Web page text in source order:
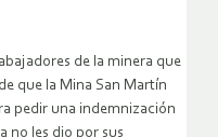
de la minera que
que la Mina San Martín
pedir una indemnización
no les dio por sus